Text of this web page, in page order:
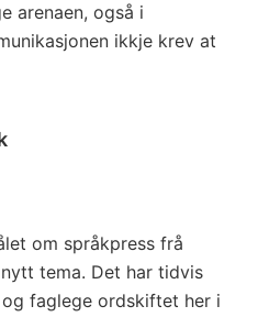
arenaen, også i
ikkje krev at
om språkpress frå
tema. Det har tidvis
faglege ordskiftet her i